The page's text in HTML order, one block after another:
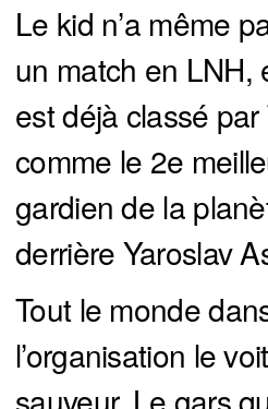
Le kid n’a même
un match en LNH,
est déjà classé
comme le 2e
gardien de la
derrière Yaroslav
Tout le monde
l’organisation le